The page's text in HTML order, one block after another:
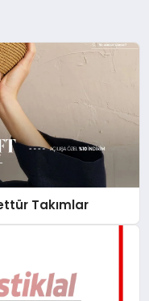
Takımlar